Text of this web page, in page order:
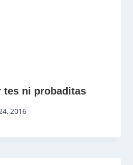
tes ni probaditas
2016